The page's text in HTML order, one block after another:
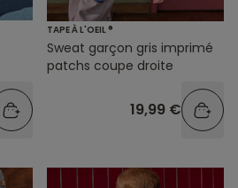
TAPE À L'OEIL ®
Sweat garçon gris imprimé
patchs coupe droite
19,99 €